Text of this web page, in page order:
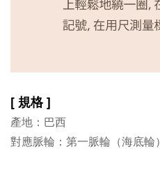
[ 規格 ]
產地：巴西
對應脈輪：第一脈輪（海底輪）